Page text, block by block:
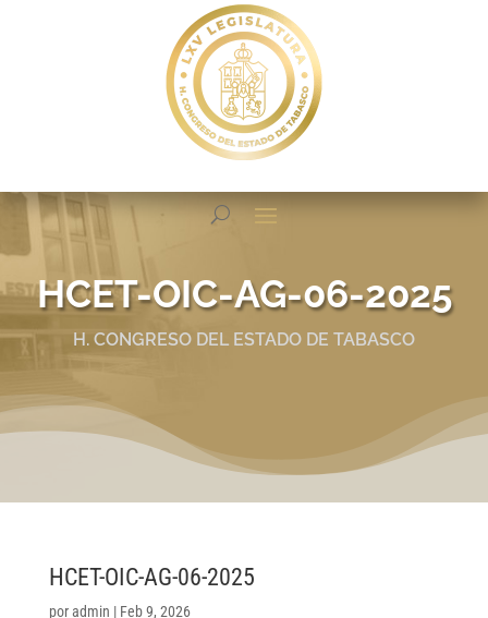
HCET-OIC-AG-06-2025
H. CONGRESO DEL ESTADO DE TABASCO
HCET-OIC-AG-06-2025
poradmin | Feb 9, 2026